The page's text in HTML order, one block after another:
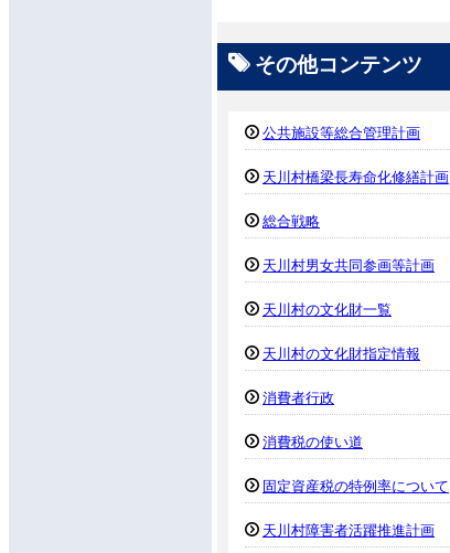
その他コンテンツ
公共施設等総合管理計画
天川村橋梁長寿命化修繕計画
総合戦略
天川村男女共同参画等計画
天川村の文化財一覧
天川村の文化財指定情報
消費者行政
消費税の使い道
固定資産税の特例率について
天川村障害者活躍推進計画